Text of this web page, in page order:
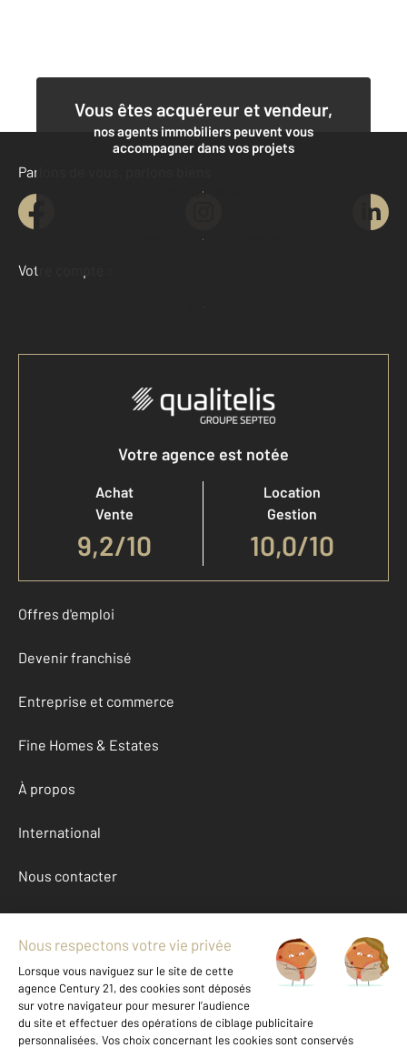
Vous êtes acquéreur et vendeur,
nos agents immobiliers peuvent vous
accompagner dans vos projets
Contacter l'agence
Demander une estimation
Parlons de vous, parlons biens
Votre compte :
Accéder à mon compte
Votre agence est notée
Achat
Vente
9,2/10
Location
Gestion
10,0/10
Offres d'emploi
Devenir franchisé
Entreprise et commerce
Fine Homes & Estates
À propos
International
Nous contacter
Mentions légales & CGU et Barèmes d'honoraires
Données personnelles
Gestionnaire des cookies